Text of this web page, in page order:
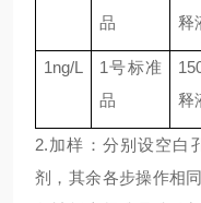
品
释
1ng/L 1号标准
品
释
2.加样：分别设空白
剂，其余各步操作相